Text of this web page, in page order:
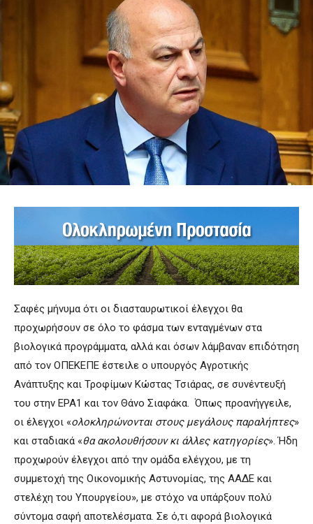
Σαφές μήνυμα ότι οι διασταυρωτικοί έλεγχοι θα
προχωρήσουν σε όλο το φάσμα των ενταγμένων στα
βιολογικά προγράμματα, αλλά και όσων λάμβαναν επιδότηση
από τον ΟΠΕΚΕΠΕ έστειλε ο υπουργός Αγροτικής
Ανάπτυξης και Τροφίμων Κώστας Τσιάρας, σε συνέντευξή
του στην ΕΡΑ1 και τον Θάνο Σιαφάκα. Όπως προανήγγειλε,
οι έλεγχοι «ολοκληρώνονται στους μεγάλους παραλήπτες»
και σταδιακά «θα ακολουθήσουν κι άλλες κατηγορίες». Ήδη
προχωρούν έλεγχοι από την ομάδα ελέγχου, με τη
συμμετοχή της Οικονομικής Αστυνομίας, της ΑΑΔΕ και
στελέχη του Υπουργείου», με στόχο να υπάρξουν πολύ
σύντομα σαφή αποτελέσματα. Σε ό,τι αφορά βιολογικά